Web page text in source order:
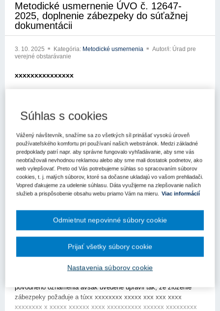
Metodické usmernenie ÚVO č. 12647-
2025, doplnenie zábezpeky do súťažnej
dokumentácii
3. 10. 2025 Kategória: Metodické usmernenia
Autor/i: Úrad pre
verejné obstarávanie
xxxxxxxxxxxxxxx
xxxxx xxx xxxxxxx xxxxxxxxxxxx
xxxxxxxxxxxxx xxxxxx xx xxx xxxxxxxxx xxx xx xxxxtili na Úrad
pre verejné obstarávanie (ďalej len „úrad“) so žiadosťou o
usmernenie k aplikácii zákona č. 343/2015 Z.z. o verejnom
obstarávaní a o zmene x xxxxxxxx xxxxxxxxxx xxxxxxx x xxxxx
xxxxxxxxxx xxxxxxxxx xxxxxx xxx xxxxxx x xxxxxxxx
xxxxxxxxxxxxxx
x xxxxxxxx x xxxxxxxxx xxxxxxxxxx xxxxxxxx xasledovné:
„Vo verejnom obstarávaní na obstaranie stavebných prác
postupom zadávania nadlimitnej zákazky verejný obstarávateľ v
pôvodnom oznámexx x xxxxxxxxx xxxxxxxxx xxxxxxxxxxxx
xxxxxxxx xx xxxxxxxxx x xxxxxxxx xxxxxxxxx xxxxxxxxxxxx
xxxxx xxxxxxxx xxxxxxxxxx xx xxxxxxxxxx xxxxxxxxxxx V
pôvodného oznámenia avšak uvedené upravil tak, že zloženie
zábezpeky požaduje a túxx xxxxxxxx xxxxx xxx xxx xxxx
xxxxxxxx x xxxxx xxxxxx xxxx xxxxxxxxxx xxxxxx xxxxxxxxx
Súhlas s cookies
Vážený návštevník, snažíme sa zo všetkých síl prinášať vysokú úroveň
používateľského komfortu pri používaní našich webstránok. Medzi základné
predpoklady patrí napr. aby správne fungovalo vyhľadávanie, aby sme vás
neobťažovali nevhodnou reklamou alebo aby sme mali dostatok podnetov, ako
web vylepšovať. Preto od Vás potrebujeme súhlas so spracovaním súborov
cookies, t. j. malých súborov, ktoré sa dočasne ukladajú vo vašom prehliadači.
Vopred ďakujeme za udelenie súhlasu. Dáta využijeme na zlepšovanie našich
služieb a prispôsobenie obsahu webu priamo Vám na mieru.
Viac informácií
Nastavenia súborov cookie
Odmietnut nepovinné súbory cookie
Prijať všetky súbory cookie